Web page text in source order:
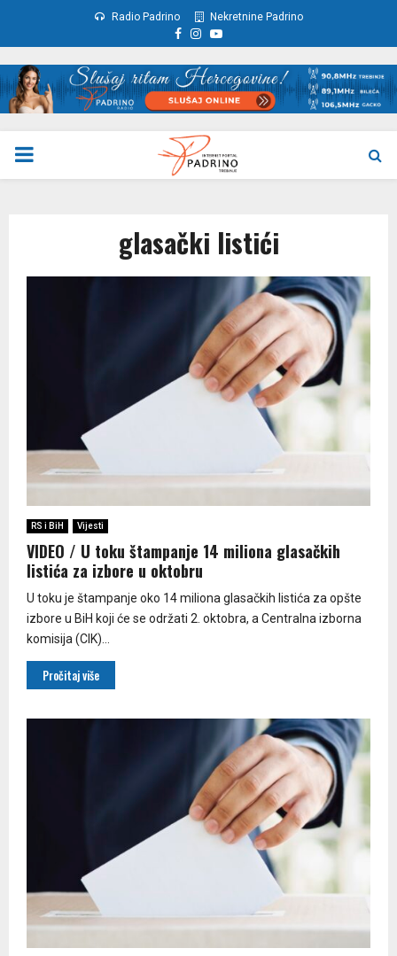
Radio Padrino Nekretnine Padrino
Facebook
Instagram
Youtube
PRIMARY
glasački listići
RS i BiH Vijesti
VIDEO / U toku štampanje 14 miliona glasačkih
listića za izbore u oktobru
U toku je štampanje oko 14 miliona glasačkih listića za opšte
izbore u BiH koji će se održati 2. oktobra, a Centralna izborna
komisija (CIK)...
Pročitaj više